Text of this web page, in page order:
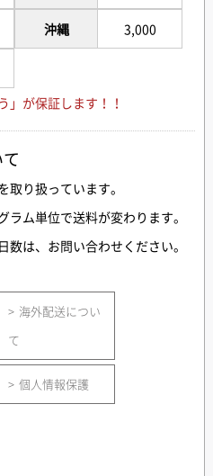
沖縄 3,000
」が保証します！！
り扱っています。
ム単位で送料が変わります。
は、お問い合わせください。
海外配送につい
て
個人情報保護